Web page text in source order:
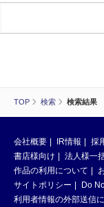
TOP 検索 検索結果
会社概要 IR情報 採
書店様向け
法人様一
作品の利用について
サイトポリシー
Do
利用者情報の外部送信